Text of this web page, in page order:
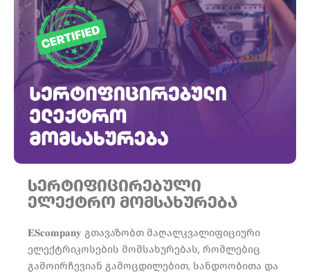
სერტიფიცირებული
ელექტრო მომსახურება
𝐄𝐒𝐜𝐨𝐦𝐩𝐚𝐧𝐲 გთავაზობთ მაღალკვალიფიციური
ელექტრიკოსების მომსახურებას, რომლებიც
გამოირჩევიან გამოცდილებით, სანდოობითა და